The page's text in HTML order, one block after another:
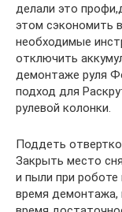
делали это
этом сэкономить
необходимые
отключить
демонтаже руля
подход для
рулевой колонки.
Поддеть
Закрыть место
и пыли при
время демонтажа,